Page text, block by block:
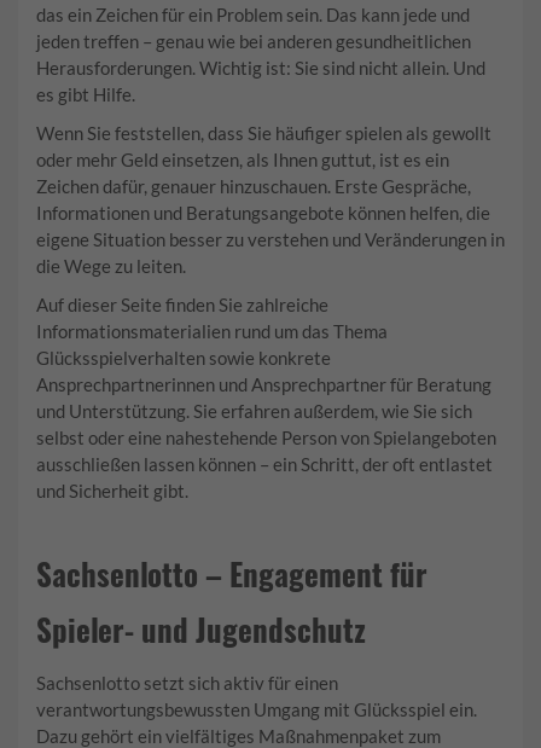
das ein Zeichen für ein Problem sein. Das kann jede und
jeden treffen – genau wie bei anderen gesundheitlichen
Herausforderungen. Wichtig ist: Sie sind nicht allein. Und
es gibt Hilfe.
Wenn Sie feststellen, dass Sie häufiger spielen als gewollt
oder mehr Geld einsetzen, als Ihnen guttut, ist es ein
Zeichen dafür, genauer hinzuschauen. Erste Gespräche,
Informationen und Beratungsangebote können helfen, die
eigene Situation besser zu verstehen und Veränderungen in
die Wege zu leiten.
Auf dieser Seite finden Sie zahlreiche
Informationsmaterialien rund um das Thema
Glücksspielverhalten sowie konkrete
Ansprechpartnerinnen und Ansprechpartner für Beratung
und Unterstützung. Sie erfahren außerdem, wie Sie sich
selbst oder eine nahestehende Person von Spielangeboten
ausschließen lassen können – ein Schritt, der oft entlastet
und Sicherheit gibt.
Sachsenlotto – Engagement für
Spieler- und Jugendschutz
Sachsenlotto setzt sich aktiv für einen
verantwortungsbewussten Umgang mit Glücksspiel ein.
Dazu gehört ein vielfältiges Maßnahmenpaket zum